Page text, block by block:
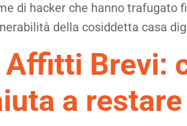
di hacker che hanno
della cosiddetta casa
Brevi:
a